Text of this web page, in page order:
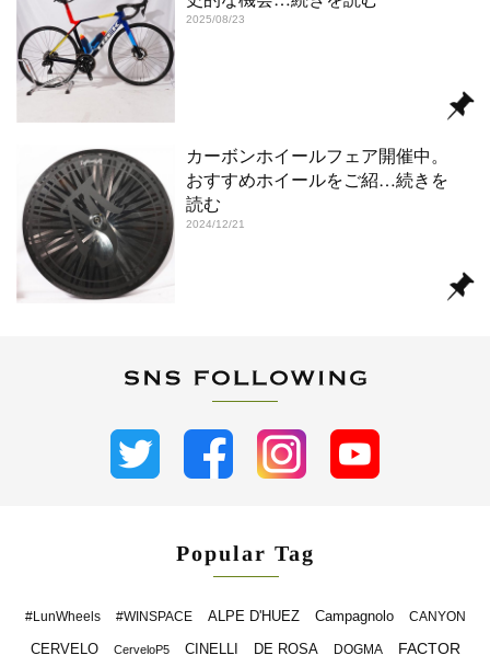
2025/08/23
カーボンホイールフェア開催中。
おすすめホイールをご紹…続きを
読む
2024/12/21
Popular Tag
#LunWheels #WINSPACE ALPE D'HUEZ Campagnolo CANYON
CERVELO CerveloP5 CINELLI DE ROSA DOGMA FACTOR